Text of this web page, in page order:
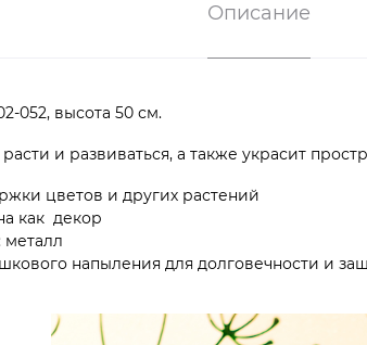
Описание
052, высота 50 см.
и развиваться, а также украсит
цветов и других растений
как декор
металл
напыления для долговечности и